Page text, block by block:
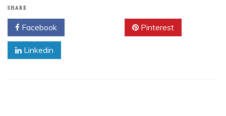
SHARE
Facebook Pinterest
Linkedin